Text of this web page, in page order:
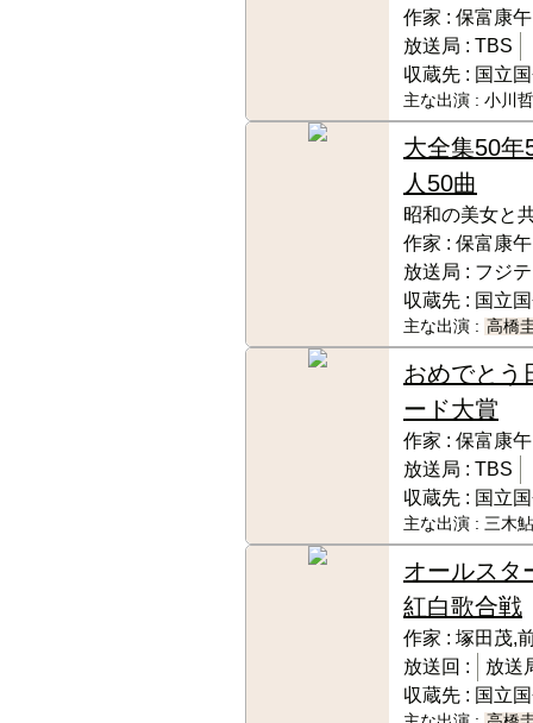
作家 : 保富康午
放送局 : TBS
収蔵先 : 国立
主な出演 : 小川
大全集50年
人50曲
昭和の美女と
作家 : 保富康午
放送局 : フジ
収蔵先 : 国立
主な出演 : 高橋
おめでとう
ード大賞
作家 : 保富康午
放送局 : TBS
収蔵先 : 国立
主な出演 : 三木
オールスタ
紅白歌合戦
作家 : 塚田茂,
放送回 :
放送
収蔵先 : 国立